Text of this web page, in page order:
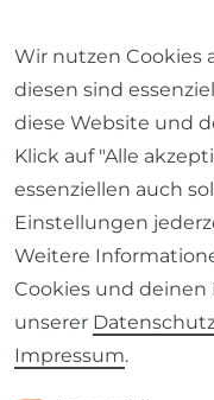
Impressum
Wir nutzen Cookies
diesen sind
diese Website und
Klick auf "Alle
essenziellen auch
Einstellungen
Weitere
Cookies und
unserer
Impressum.